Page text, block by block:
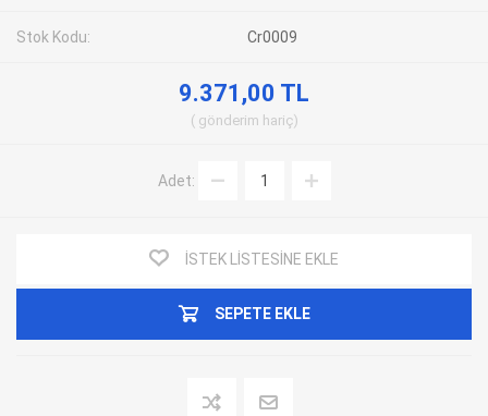
Stok Kodu: Cr0009
9.371,00 TL
gönderim hariç
Adet:
İSTEK LISTESINE EKLE
SEPETE EKLE